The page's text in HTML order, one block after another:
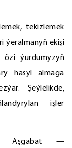
tekizlemek
ýeralmanyň ekişi
özi ýurdumyzyň
hasyl almaga
Şeýlelikde,
işler
Aşgabat —